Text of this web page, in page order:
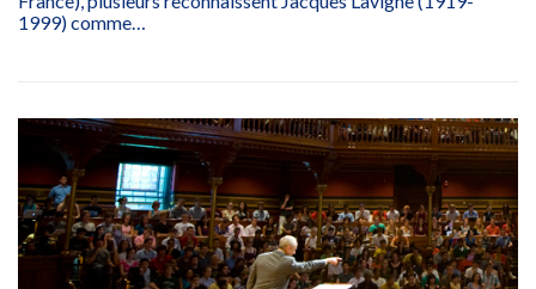
1999) comme…